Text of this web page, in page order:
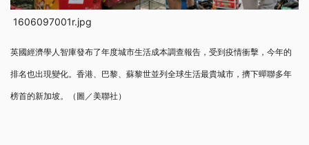
1606097001r.jpg
英國經濟學人智庫發布了年度城市生活成本調查報告，受到疫情衝擊，今年的
排名也出現變化。香港、巴黎、蘇黎世並列全球生活最貴城市，擠下蟬聯多年
榜首的新加坡。（圖／美聯社）